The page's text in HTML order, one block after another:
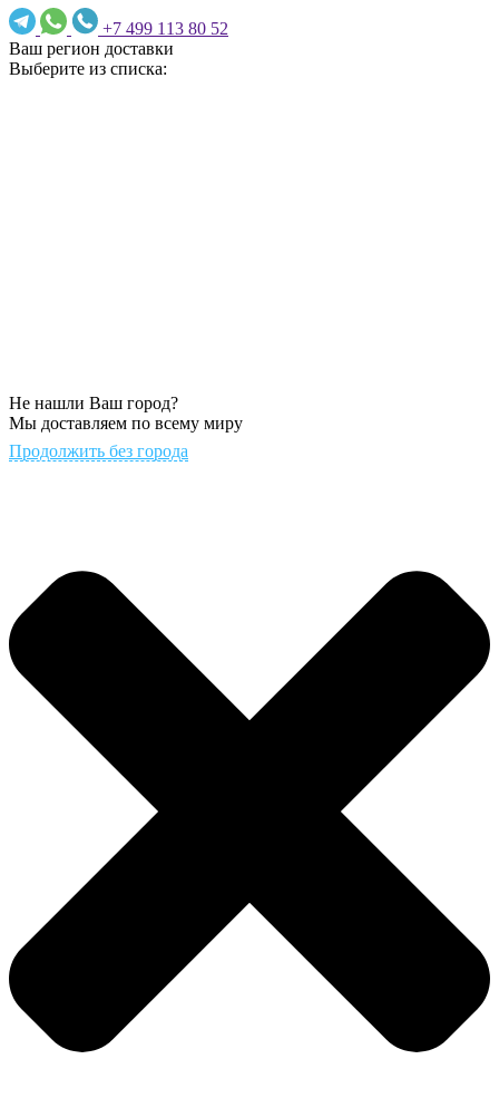
+7 499 113 80 52
Ваш регион доставки
Выберите из списка:
Не нашли Ваш город?
Мы доставляем по всему миру
Продолжить без города